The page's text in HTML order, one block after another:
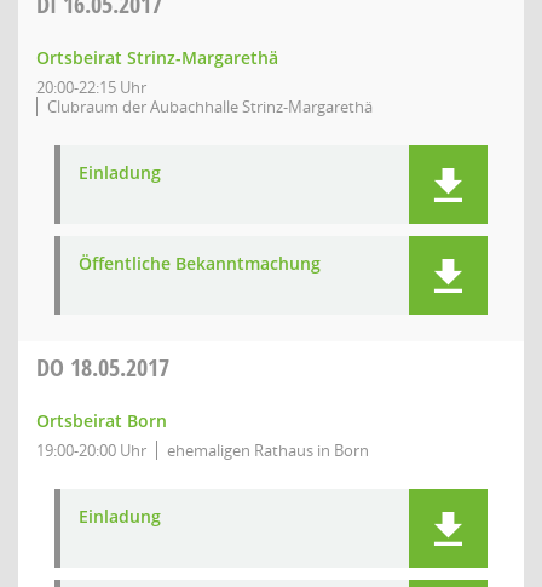
Ortsbeirat Strinz-Margarethä
20:00-22:15 Uhr
Clubraum der Aubachhalle Strinz-Margarethä
Einladung
Öffentliche Bekanntmachung
DO 18.05.2017
Ortsbeirat Born
19:00-20:00 Uhr ehemaligen Rathaus in Born
Einladung